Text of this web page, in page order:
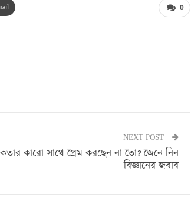
0
NEXT POST
কারো সাথে প্রেম করছেন না তো? জেনে নিন
বিজ্ঞানের জবাব